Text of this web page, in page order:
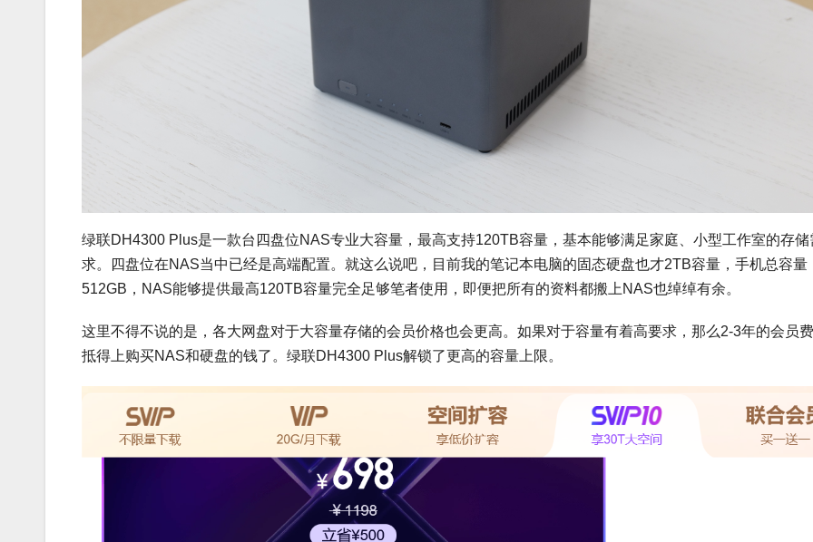
绿联DH4300 Plus是一款台四盘位NAS专业大容量，最高支持120TB容量，基本能够满足家庭、小型工作室的存储
求。四盘位在NAS当中已经是高端配置。就这么说吧，目前我的笔记本电脑的固态硬盘也才2TB容量，手机总容量
512GB，NAS能够提供最高120TB容量完全足够笔者使用，即便把所有的资料都搬上NAS也绰绰有余。
这里不得不说的是，各大网盘对于大容量存储的会员价格也会更高。如果对于容量有着高要求，那么2-3年的会员
抵得上购买NAS和硬盘的钱了。绿联DH4300 Plus解锁了更高的容量上限。